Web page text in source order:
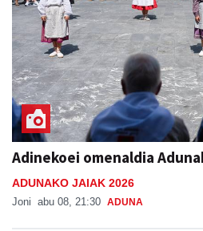
Adinekoei omenaldia
ADUNAKO JAIAK 2026
Joni abu 08, 21:30 ADUNA